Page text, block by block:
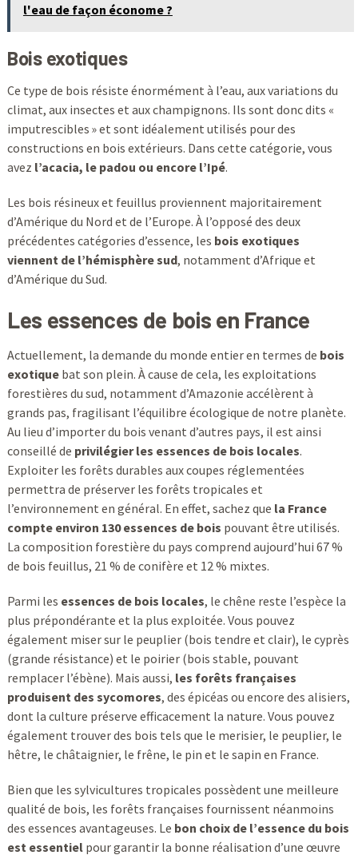
l'eau de façon économe ?
Bois exotiques
Ce type de bois résiste énormément à l’eau, aux variations du
climat, aux insectes et aux champignons. Ils sont donc dits «
imputrescibles » et sont idéalement utilisés pour des
constructions en bois extérieurs. Dans cette catégorie, vous
avez l’acacia, le padou ou encore l’Ipé.
Les bois résineux et feuillus proviennent majoritairement
d’Amérique du Nord et de l’Europe. À l’opposé des deux
précédentes catégories d’essence, les bois exotiques
viennent de l’hémisphère sud, notamment d’Afrique et
d’Amérique du Sud.
Les essences de bois en France
Actuellement, la demande du monde entier en termes de bois
exotiquebat son plein. À cause de cela, les exploitations
forestières du sud, notamment d’Amazonie accélèrent à
grands pas, fragilisant l’équilibre écologique de notre planète.
Au lieu d’importer du bois venant d’autres pays, il est ainsi
conseillé de privilégier les essences de bois locales.
Exploiter les forêts durables aux coupes réglementées
permettra de préserver les forêts tropicales et
l’environnement en général. En effet, sachez que la France
compte environ 130 essences de bois pouvant être utilisés.
La composition forestière du pays comprend aujourd’hui 67 %
de bois feuillus, 21 % de conifère et 12 % mixtes.
Parmi les essences de bois locales, le chêne reste l’espèce la
plus prépondérante et la plus exploitée. Vous pouvez
également miser sur le peuplier (bois tendre et clair), le cyprès
(grande résistance) et le poirier (bois stable, pouvant
remplacer l’ébène). Mais aussi, les forêts françaises
produisent des sycomores, des épicéas ou encore des alisiers,
dont la culture préserve efficacement la nature. Vous pouvez
également trouver des bois tels que le merisier, le peuplier, le
hêtre, le châtaignier, le frêne, le pin et le sapin en France.
Bien que les sylvicultures tropicales possèdent une meilleure
qualité de bois, les forêts françaises fournissent néanmoins
des essences avantageuses. Le bon choix de l’essence du bois
est essentielpour garantir la bonne réalisation d’une œuvre